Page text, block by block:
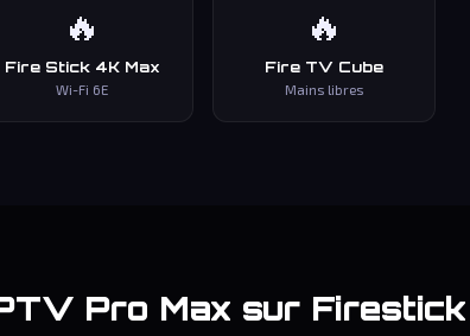
🔥
Fire Stick 4K Max
Wi-Fi 6E
🔥
Fire TV Cube
Mains libres
Pro Max sur Firestick